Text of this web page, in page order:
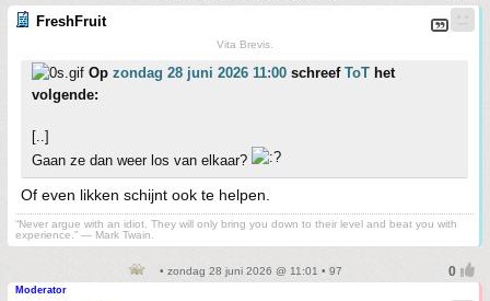
FreshFruit
Vita Brevis.
Op zondag 28 juni 2026 11:00 schreef ToT het
volgende:
[..]
Gaan ze dan weer los van elkaar?
Of even likken schijnt ook te helpen.
“Never argue with an idiot. They will only bring you down to their level and beat you with
experience.” ― Mark Twain.
• zondag 28 juni 2026 @ 11:01 • 97
Moderator